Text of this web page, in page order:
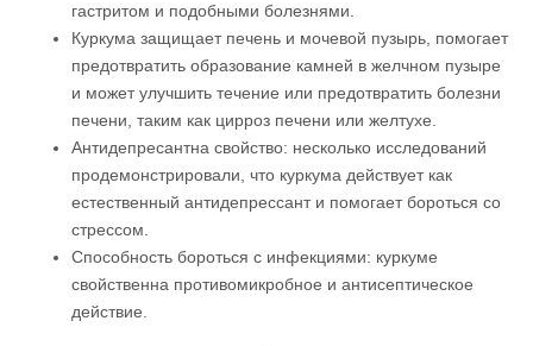
гастритом и подобными болезнями.
Куркума защищает печень и мочевой пузырь, помогает
предотвратить образование камней в желчном пузыре
и может улучшить течение или предотвратить болезни
печени, таким как цирроз печени или желтухе.
Антидепресантна свойство: несколько исследований
продемонстрировали, что куркума действует как
естественный антидепрессант и помогает бороться со
стрессом.
Способность бороться с инфекциями: куркуме
свойственна противомикробное и антисептическое
действие.